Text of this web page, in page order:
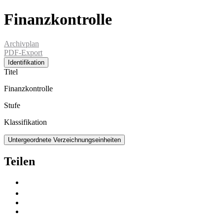
Finanzkontrolle
Archivplan
PDF-Export
Identifikation
Titel
Finanzkontrolle
Stufe
Klassifikation
Untergeordnete Verzeichnungseinheiten
Teilen